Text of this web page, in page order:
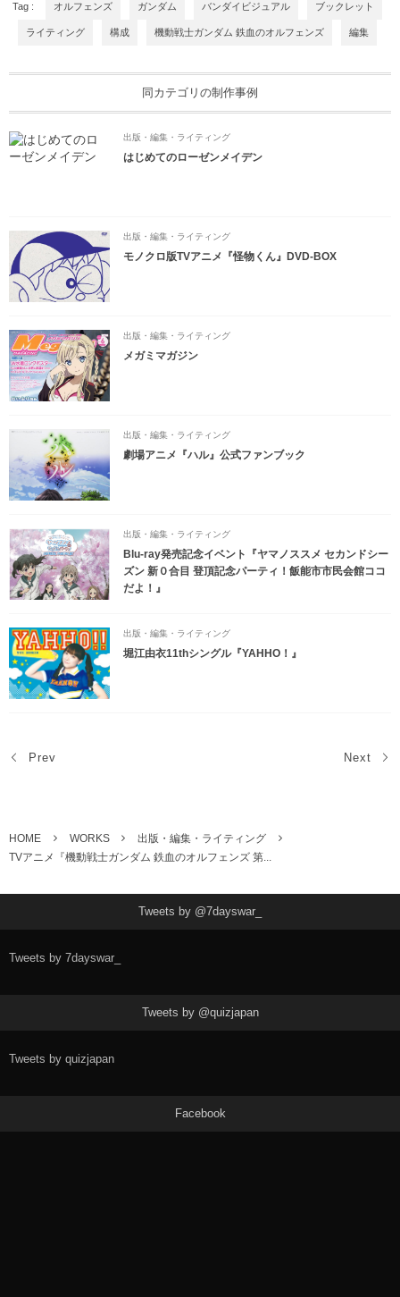
Tag : オルフェンズ ガンダム バンダイビジュアル ブックレット
ライティング 構成 機動戦士ガンダム 鉄血のオルフェンズ 編集
同カテゴリの制作事例
出版・編集・ライティング
はじめてのローゼンメイデン
出版・編集・ライティング
モノクロ版TVアニメ『怪物くん』DVD-BOX
出版・編集・ライティング
メガミマガジン
出版・編集・ライティング
劇場アニメ『ハル』公式ファンブック
出版・編集・ライティング
Blu-ray発売記念イベント『ヤマノススメ セカンドシー
ズン 新０合目 登頂記念パーティ！飯能市市民会館ココ
だよ！』
出版・編集・ライティング
堀江由衣11thシングル『YAHHO！』
Prev Next
HOME WORKS
出版・編集・ライティング
TVアニメ『機動戦士ガンダム 鉄血のオルフェンズ 第...
Tweets by @7dayswar_
Tweets by 7dayswar_
Tweets by @quizjapan
Tweets by quizjapan
Facebook